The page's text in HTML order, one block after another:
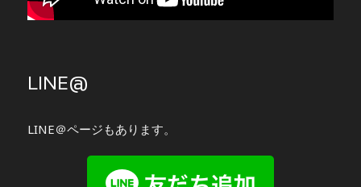
LINE@
LINE＠ページもあります。